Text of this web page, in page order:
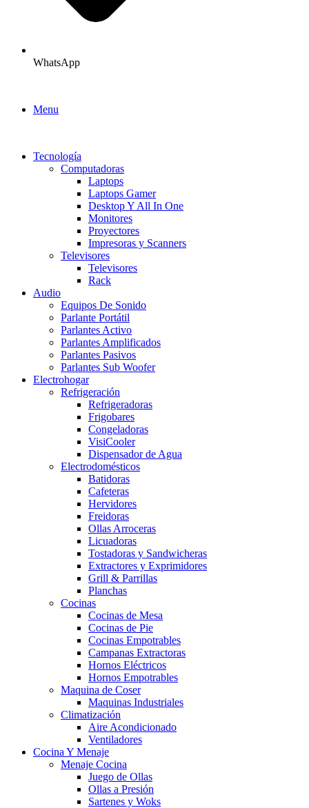
WhatsApp
Menu
Tecnología
Computadoras
Laptops
Laptops Gamer
Desktop Y All In One
Monitores
Proyectores
Impresoras y Scanners
Televisores
Televisores
Rack
Audio
Equipos De Sonido
Parlante Portátil
Parlantes Activo
Parlantes Amplificados
Parlantes Pasivos
Parlantes Sub Woofer
Electrohogar
Refrigeración
Refrigeradoras
Frigobares
Congeladoras
VisiCooler
Dispensador de Agua
Electrodomésticos
Batidoras
Cafeteras
Hervidores
Freidoras
Ollas Arroceras
Licuadoras
Tostadoras y Sandwicheras
Extractores y Exprimidores
Grill & Parrillas
Planchas
Cocinas
Cocinas de Mesa
Cocinas de Pie
Cocinas Empotrables
Campanas Extractoras
Hornos Eléctricos
Hornos Empotrables
Maquina de Coser
Maquinas Industriales
Climatización
Aire Acondicionado
Ventiladores
Cocina Y Menaje
Menaje Cocina
Juego de Ollas
Ollas a Presión
Sartenes y Woks